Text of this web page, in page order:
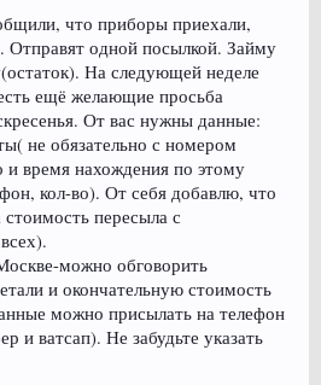
что приборы приехали,
Отправят одной посылкой. Займу
На следующей неделе
ещё желающие просьба
От вас нужны данные:
не обязательно с номером
время нахождения по этому
кол-во). От себя добавлю, что
пересыла с
можно обговорить
и окончательную стоимость
можно присылать на телефон
и ватсап). Не забудьте указать